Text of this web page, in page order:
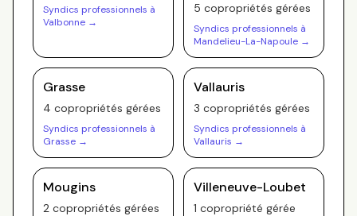
Syndics professionnels à
Valbonne →
5 copropriétés gérées
Syndics professionnels à
Mandelieu-La-Napoule →
Grasse
4 copropriétés gérées
Syndics professionnels à
Grasse →
Vallauris
3 copropriétés gérées
Syndics professionnels à
Vallauris →
Mougins
2 copropriétés gérées
Villeneuve-Loubet
1 copropriété gérée